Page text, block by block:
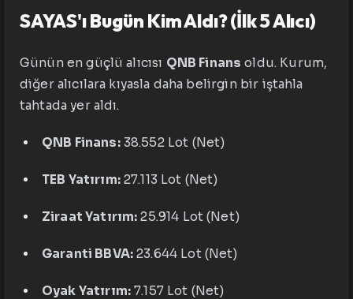
SAYAS'ı Bugün Kim Aldı? (İlk 5 Alıcı)
Günün en güçlü alıcısı QNB Finans oldu. Kurum,
diğer alıcılara kıyasla daha belirgin bir iştahla
tahtada yer aldı.
QNB Finans:38.552 Lot (Net)
TEB Yatırım:27.113 Lot (Net)
Ziraat Yatırım: 25.914 Lot (Net)
Garanti BBVA: 23.644 Lot (Net)
Oyak Yatırım: 7.157 Lot (Net)